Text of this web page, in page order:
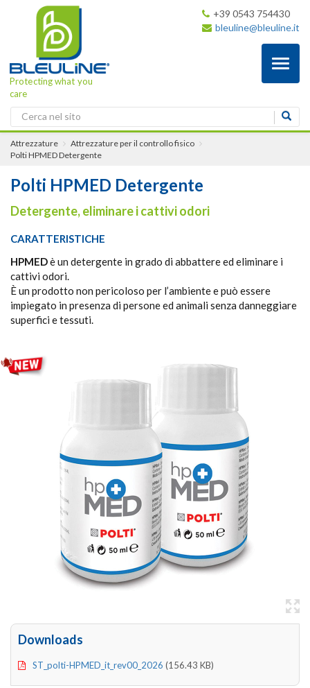
Protecting what you
care
+39 0543 754430
bleuline@bleuline.it
Attrezzature
Attrezzature per il controllo fisico
Polti HPMED Detergente
Polti HPMED Detergente
Detergente, eliminare i cattivi odori
CARATTERISTICHE
HPMEDè un detergente in grado di abbattere ed eliminare i
cattivi odori.
È un prodotto non pericoloso per l’ambiente e può essere
impiegato in presenza di persone ed animali senza danneggiare
superfici e tessuti.
Downloads
ST_polti-HPMED_it_rev00_2026 (156.43 KB)